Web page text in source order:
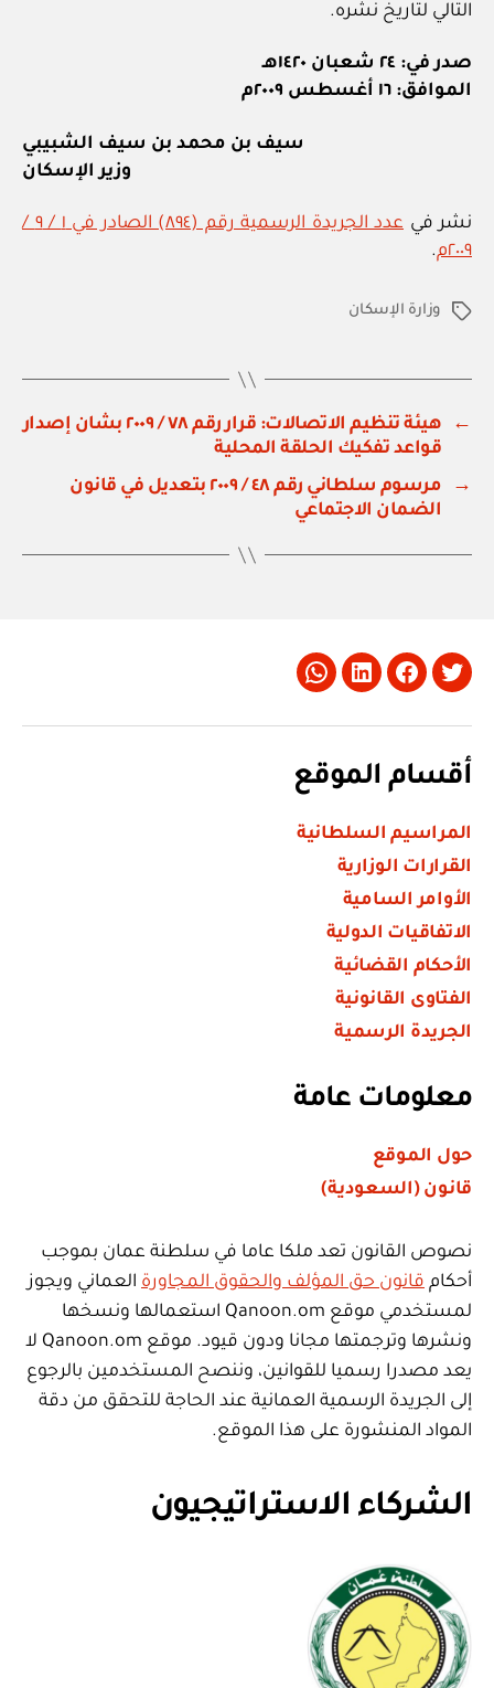
التالي لتاريخ نشره.
صدر في: ٢٤ شعبان ١٤٢٠هـ
الموافق: ١٦ أغسطس ٢٠٠٩م
سيف بن محمد بن سيف الشبيبي
وزير الإسكان
نشر في
عدد الجريدة الرسمية رقم (٨٩٤) الصادر في ١ / ٩ /
٢٠٠٩م
.
الوسوموزارة الإسكان
←
هيئة تنظيم الاتصالات: قرار رقم ٧٨ / ٢٠٠٩ بشان إصدار
قواعد تفكيك الحلقة المحلية
→
مرسوم سلطاني رقم ٤٨ / ٢٠٠٩ بتعديل في قانون
الضمان الاجتماعي
Twitter
Facebook
LinkedIn
Whatsapp
أقسام الموقع
المراسيم السلطانية
القرارات الوزارية
الأوامر السامية
الاتفاقيات الدولية
الأحكام القضائية
الفتاوى القانونية
الجريدة الرسمية
معلومات عامة
حول الموقع
قانون (السعودية)
نصوص القانون تعد ملكا عاما في سلطنة عمان بموجب
أحكام قانون حق المؤلف والحقوق المجاورة العماني ويجوز
لمستخدمي موقع Qanoon.om استعمالها ونسخها
ونشرها وترجمتها مجانا ودون قيود. موقع Qanoon.om لا
يعد مصدرا رسميا للقوانين، وننصح المستخدمين بالرجوع
إلى الجريدة الرسمية العمانية عند الحاجة للتحقق من دقة
المواد المنشورة على هذا الموقع.
الشركاء الاستراتيجيون